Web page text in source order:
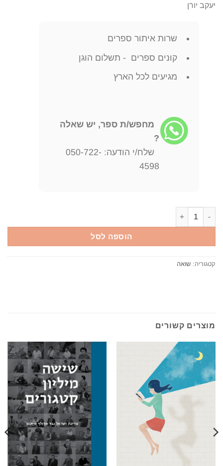
יעקב יורן
שרות איתור ספרים
קונים ספרים - תשלום הוגן
מגיעים לכל הארץ
מחפש/ת ספר, יש שאלה
?
שלח/י הודעה: 050-722-
4598
הוספה לסל
קטגוריה: שואה
מוצרים קשורים